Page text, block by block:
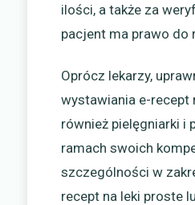
ilości, a także za
pacjent ma prawo do
Oprócz lekarzy,
wystawiania e-recept
również pielęgniarki i
ramach swoich
szczególności w
recept na leki proste